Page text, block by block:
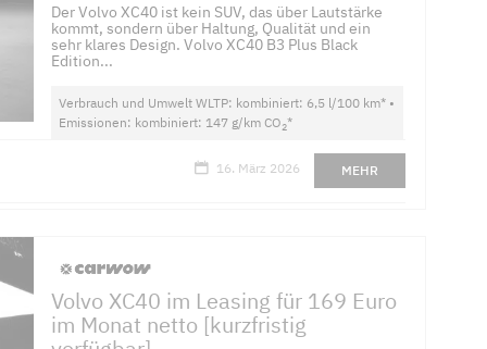
Der Volvo XC40 ist kein SUV, das über Lautstärke
kommt, sondern über Haltung, Qualität und ein
sehr klares Design. Volvo XC40 B3 Plus Black
Edition...
Verbrauch und Umwelt WLTP: kombiniert: 6,5 l/100 km* •
Emissionen: kombiniert: 147 g/km CO2*
16. März 2026 MEHR
Volvo XC40 im Leasing für 169 Euro
im Monat netto [kurzfristig